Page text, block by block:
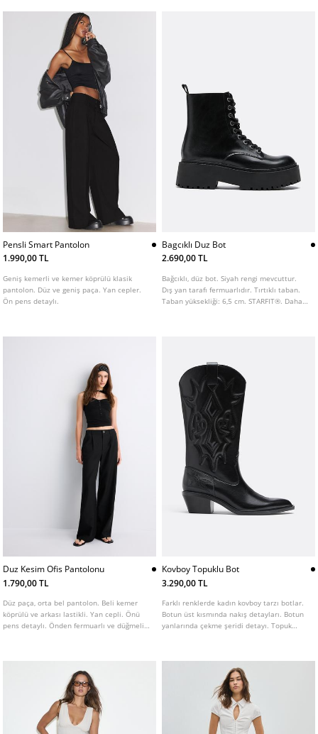
Pensli Smart Pantolon
1.990,00 TL
Geniş kemerli ve kemer köprülü klasik
pantolon. Düz ve geniş paça. Yan cepler.
Ön pens detaylı.
Bagcıklı Duz Bot
2.690,00 TL
Bağcıklı, düz bot. Siyah rengi mevcuttur.
Dış yan tarafı fermuarlıdır. Tırtıklı taban.
Taban yüksekliği: 6,5 cm. STARFIT®. Daha
Duz Kesim Ofis Pantolonu
1.790,00 TL
Düz paça, orta bel pantolon. Beli kemer
köprülü ve arkası lastikli. Yan cepli. Önü
pens detaylı. Önden fermuarlı ve düğmeli
Kovboy Topuklu Bot
3.290,00 TL
Farklı renklerde kadın kovboy tarzı botlar.
Botun üst kısmında nakış detayları. Botun
yanlarında çekme şeridi detayı. Topuk
bileşenli esnek teknik köpük iç taban.